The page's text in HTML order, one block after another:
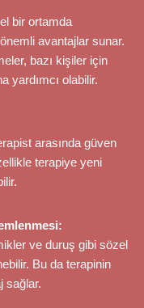
bir ortamda
avantajlar sunar.
bazı kişiler için
yardımcı olabilir.
arasında güven
terapiye yeni
ve duruş gibi sözel
Bu da terapinin
sağlar.